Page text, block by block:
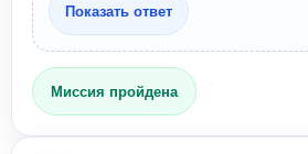
Показать ответ
Миссия пройдена